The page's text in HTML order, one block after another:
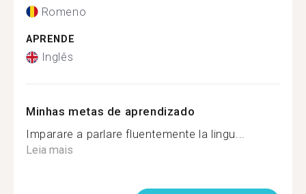
Romeno
APRENDE
Inglês
Minhas metas de aprendizado
Imparare a parlare fluentemente la lingu...
Leia mais